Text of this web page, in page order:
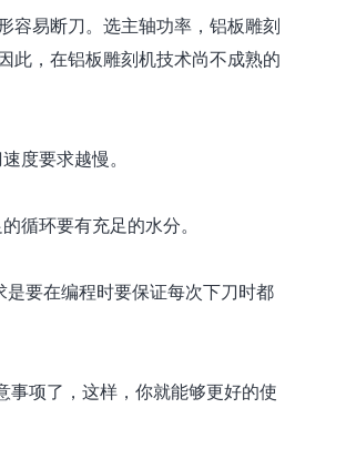
易断刀。选主轴功率，铝板雕刻
此，在铝板雕刻机技术尚不成熟的
度要求越慢。
循环要有充足的水分。
要在编程时要保证每次下刀时都
项了，这样，你就能够更好的使